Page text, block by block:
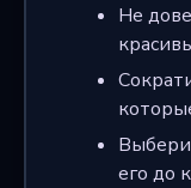
Не
его до